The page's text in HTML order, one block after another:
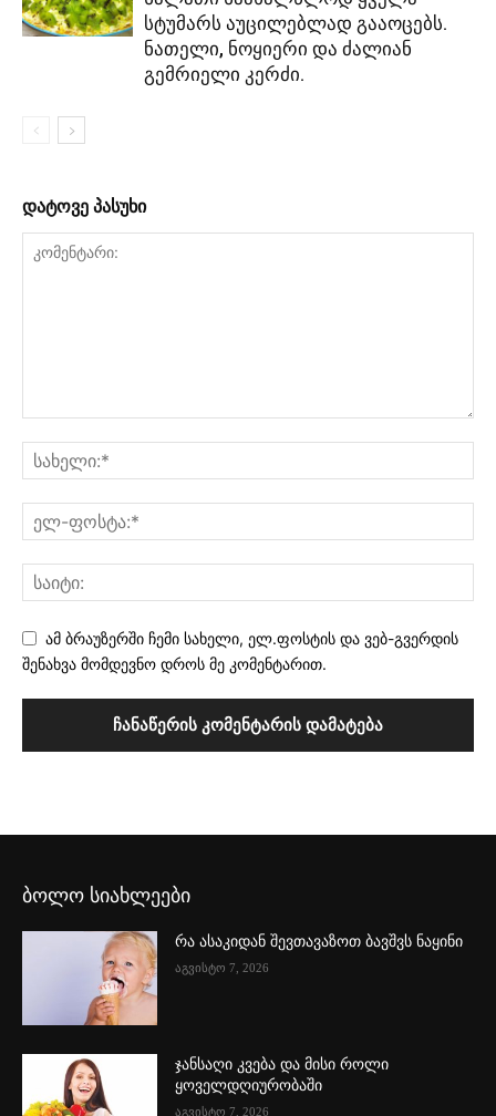
სტუმარს აუცილებლად გააოცებს.
ნათელი, ნოყიერი და ძალიან
გემრიელი კერძი.
დატოვე პასუხი
ამ ბრაუზერში ჩემი სახელი, ელ.ფოსტის და ვებ-გვერდის
შენახვა მომდევნო დროს მე კომენტარით.
ბოლო სიახლეები
რა ასაკიდან შევთავაზოთ ბავშვს ნაყინი
აგვისტო 7, 2026
ჯანსაღი კვება და მისი როლი
ყოველდღიურობაში
აგვისტო 7, 2026